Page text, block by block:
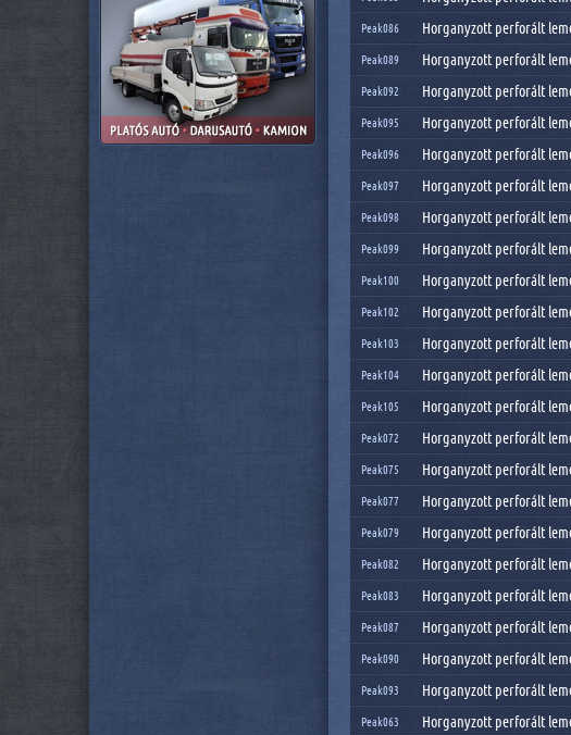
Peak086 Horganyzott perforált
Peak089 Horganyzott perforált
Peak092 Horganyzott perforált
Peak095 Horganyzott perforált
Peak096 Horganyzott perforált
Peak097 Horganyzott perforált
Peak098 Horganyzott perforált
Peak099 Horganyzott perforált
Peak100 Horganyzott perforált
Peak102 Horganyzott perforált
Peak103 Horganyzott perforált
Peak104 Horganyzott perforált
Peak105 Horganyzott perforált
Peak072 Horganyzott perforált
Peak075 Horganyzott perforált
Peak077 Horganyzott perforált
Peak079 Horganyzott perforált
Peak082 Horganyzott perforált
Peak083 Horganyzott perforált
Peak087 Horganyzott perforált
Peak090 Horganyzott perforált
Peak093 Horganyzott perforált
Peak063 Horganyzott perforált